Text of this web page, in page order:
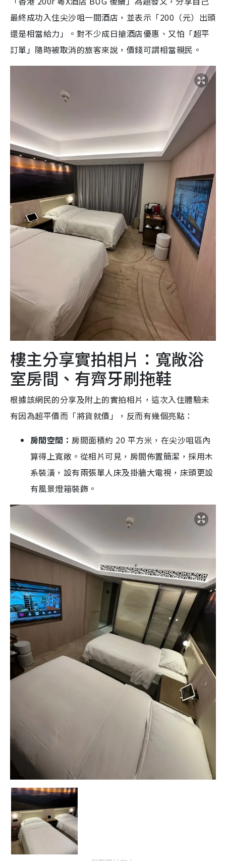
最終成功入住尖沙咀一間酒店，並表示「200（元）出頭
還是相當給力」。對不少成日搶酒店優惠、又怕「超平
訂單」隨時被取消的旅客來說，價錢可謂相當親民。
樓主分享實拍相片：寬敞浴
室房間、有齊牙刷拖鞋
根據該網民的分享及附上的實拍相片，這次入住體驗未
有因為超平價而「將貨就價」，反而有幾個亮點：
房間空間：房間面積約 20 平方米，在尖沙咀區內
算得上寬敞。從相片可見，房間佈置簡潔，採用木
系裝潢，設有兩張單人床及掛牆大電視，床頭更設
有風景燈箱裝飾。